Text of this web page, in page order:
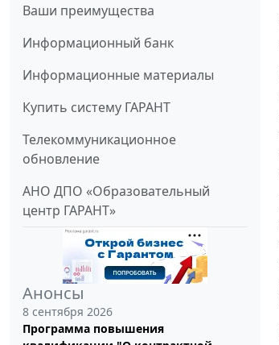
Ваши преимущества
Информационный банк
Информационные материалы
Купить систему ГАРАНТ
Телекоммуникационное
обновление
АНО ДПО «Образовательный
центр ГАРАНТ»
Анонсы
8 сентября 2026
Программа повышения